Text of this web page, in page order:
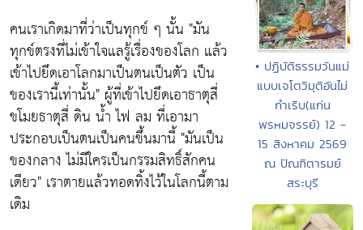
คนเราเกิดมาที่ว่าเป็นทุกข์ ๆ นั้น "มัน
ทุกข์ตรงที่ไม่เข้าใจแลรู้เรื่องของโลก แล้ว
เข้าไปยึดเอาโลกมาเป็นตนเป็นตัว เป็น
ของเรานี้เท่านั้น" ผู้ที่เข้าไปยึดเอาธาตุสี่
ขโมยธาตุสี่ ดิน น้ำ ไฟ ลม ที่เอามา
ประกอบเป็นตนเป็นคนขึ้นมานี้ "มันเป็น
ของกลาง ไม่มีใครเป็นกรรมสิทธิ์สักคน
เดียว" เราตายแล้วทอดทิ้งไว้ในโลกนี้ตาม
เดิม
• ปฏิบัติธรรมวันแม่
แบบเจโตวิมุติอันไม่
กำเริบ(แก่น
พรหมจรรย์) 12 -
15 สิงหาคม 2569
ณ ปัณฑิตารมย์
สระบุรี